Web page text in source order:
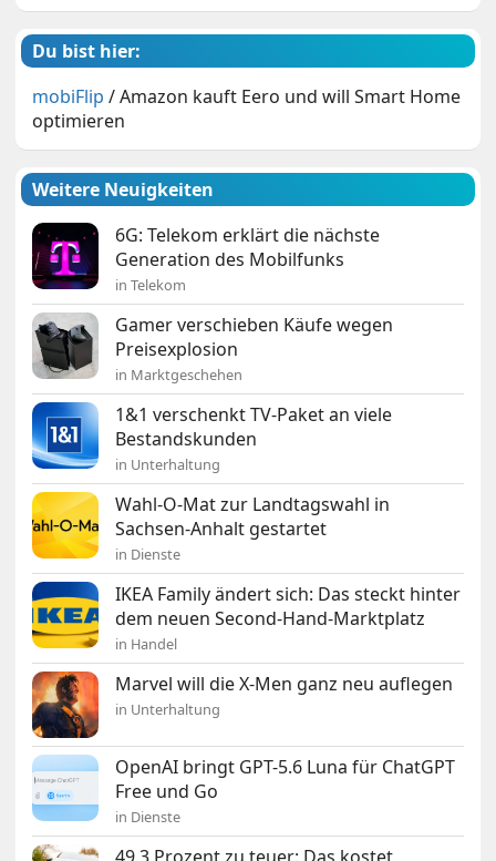
Du bist hier:
mobiFlip /Amazon kauft Eero und will Smart Home
optimieren
Weitere Neuigkeiten
6G: Telekom erklärt die nächste
Generation des Mobilfunks
in Telekom
Gamer verschieben Käufe wegen
Preisexplosion
in Marktgeschehen
1&1 verschenkt TV-Paket an viele
Bestandskunden
in Unterhaltung
Wahl-O-Mat zur Landtagswahl in
Sachsen-Anhalt gestartet
in Dienste
IKEA Family ändert sich: Das steckt hinter
dem neuen Second-Hand-Marktplatz
in Handel
Marvel will die X-Men ganz neu auflegen
in Unterhaltung
OpenAI bringt GPT-5.6 Luna für ChatGPT
Free und Go
in Dienste